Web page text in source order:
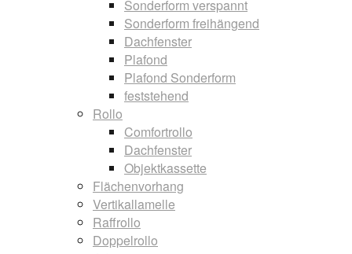
Sonderform verspannt
Sonderform freihängend
Dachfenster
Plafond
Plafond Sonderform
feststehend
Rollo
Comfortrollo
Dachfenster
Objektkassette
Flächenvorhang
Vertikallamelle
Raffrollo
Doppelrollo